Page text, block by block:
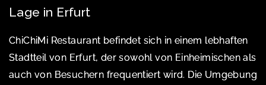
Lage in Erfurt
ChiChiMi Restaurant befindet sich in einem lebhaften
Stadtteil von Erfurt, der sowohl von Einheimischen als
auch von Besuchern frequentiert wird. Die Umgebung